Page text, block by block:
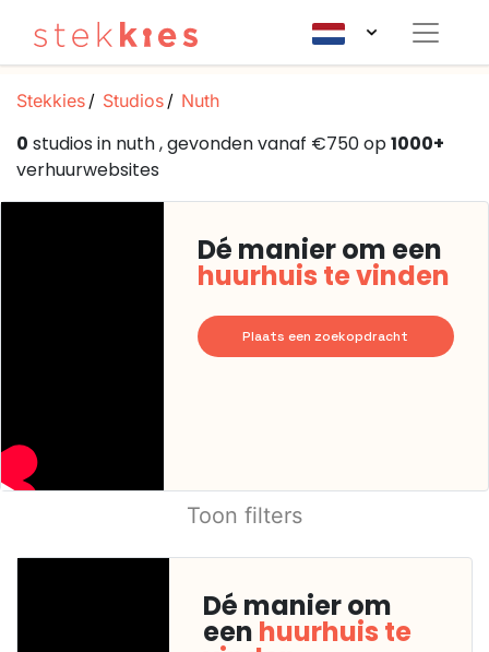
Stekkies Studios Nuth
0 studios in nuth , gevonden vanaf €750 op1000+
verhuurwebsites
Dé manier om een
huurhuis te vinden
Plaats een zoekopdracht
Toon filters
Dé manier om
een huurhuis te